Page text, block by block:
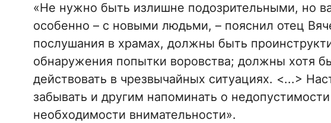
«Не нужно быть излишне подозрительными, но
особенно – с новыми людьми, – пояснил отец
послушания в храмах, должны быть
обнаружения попытки воровства; должны хотя
действовать в чрезвычайных ситуациях. <...>
забывать и другим напоминать о
необходимости внимательности».